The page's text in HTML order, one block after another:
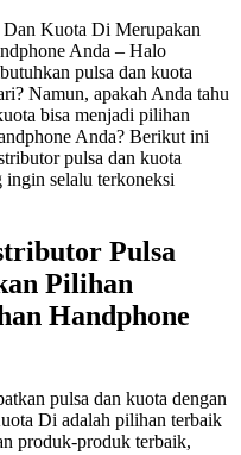
Kuota Di Merupakan
Anda – Halo
pulsa dan kuota
Namun, apakah Anda tahu
bisa menjadi pilihan
Anda? Berikut ini
pulsa dan kuota
selalu terkoneksi
Pulsa
Pilihan
Handphone
pulsa dan kuota dengan
Di adalah pilihan terbaik
produk-produk terbaik,